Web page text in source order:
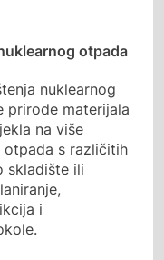
otpada
nuklearnog
prirode materijala
na više
otpada s različitih
skladište ili
i